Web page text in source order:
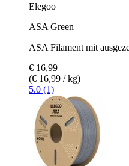
Elegoo
ASA Green
ASA Filament mit
€ 16,99
(€ 16,99 / kg)
5.0 (1)